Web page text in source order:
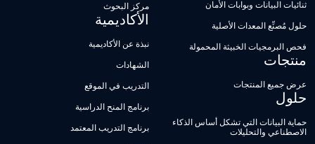
ثنائيات البيانات وبوابات الأمان
حلول مُصنِّع المعدات الأصلية
فحص البرمجيات الخبيثة المحمولة
منتجات
عرض جميع المنتجات
حلول
حماية البيانات التي تشكل أساس الذكاء
الاصطناعي والتحليلات
مركز البحوث
الأكاديمية
نبذة عن الأكاديمية
الشهادات
التدريب في الموقع
برنامج المنح الدراسية
برنامج التدريب المعتمد